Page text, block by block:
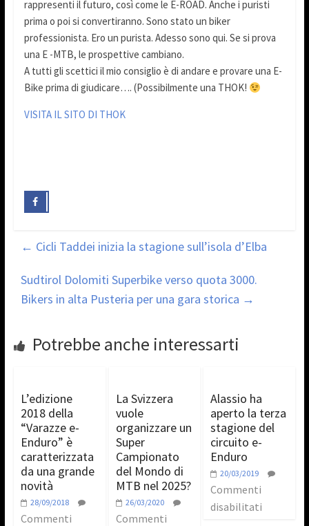
rappresenti il futuro, così come le E-ROAD. Anche i puristi
prima o poi si convertiranno. Sono stato un biker
professionista. Ero un purista. Adesso sono qui. Se si prova
una E -MTB, le prospettive cambiano.
A tutti gli scettici il mio consiglio è di andare e provare una E-
Bike prima di giudicare…. (Possibilmente una THOK!
VISITA IL SITO DI THOK
← Cicli Taddei inizia la stagione sull’isola d’Elba
Sudtirol Dolomiti Superbike verso quota 3000.
Bikers in alta Pusteria per una gara storica →
Potrebbe anche interessarti
L’edizione
2018 della
“Varazze e-
Enduro” è
caratterizzata
da una grande
novità
28/09/2018
Commenti
La Svizzera
vuole
organizzare un
Super
Campionato
del Mondo di
MTB nel 2025?
26/03/2020
Commenti
Alassio ha
aperto la terza
stagione del
circuito e-
Enduro
20/03/2019
Commenti
disabilitati